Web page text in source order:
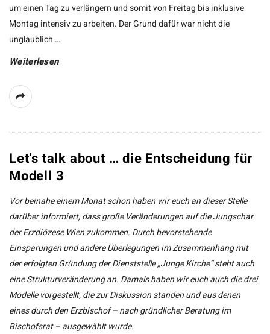
um einen Tag zu verlängern und somit von Freitag bis inklusive
Montag intensiv zu arbeiten. Der Grund dafür war nicht die
unglaublich …
Weiterlesen
Let’s talk about … die Entscheidung für
Modell 3
Vor beinahe einem Monat schon haben wir euch an dieser Stelle
darüber informiert, dass große Veränderungen auf die Jungschar
der Erzdiözese Wien zukommen. Durch bevorstehende
Einsparungen und andere Überlegungen im Zusammenhang mit
der erfolgten Gründung der Dienststelle „Junge Kirche“ steht auch
eine Strukturveränderung an. Damals haben wir euch auch die drei
Modelle vorgestellt, die zur Diskussion standen und aus denen
eines durch den Erzbischof – nach gründlicher Beratung im
Bischofsrat – ausgewählt wurde.